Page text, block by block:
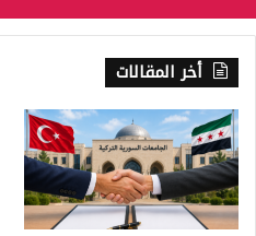
أخر المقالات